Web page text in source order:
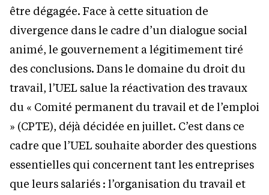
être dégagée. Face à cette situation de
divergence dans le cadre d’un dialogue social
animé, le gouvernement a légitimement tiré
des conclusions. Dans le domaine du droit du
travail, l’UEL salue la réactivation des travaux
du « Comité permanent du travail et de l’emploi
» (CPTE), déjà décidée en juillet. C’est dans ce
cadre que l’UEL souhaite aborder des questions
essentielles qui concernent tant les entreprises
que leurs salariés : l’organisation du travail et